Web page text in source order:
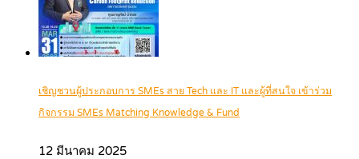
เชิญชวนผู้ประกอบการ SMEs สาย Tech และ IT และผู้ที่สนใจ เข้าร่วม
กิจกรรม SMEs Matching Knowledge & Fund
12 มีนาคม 2025